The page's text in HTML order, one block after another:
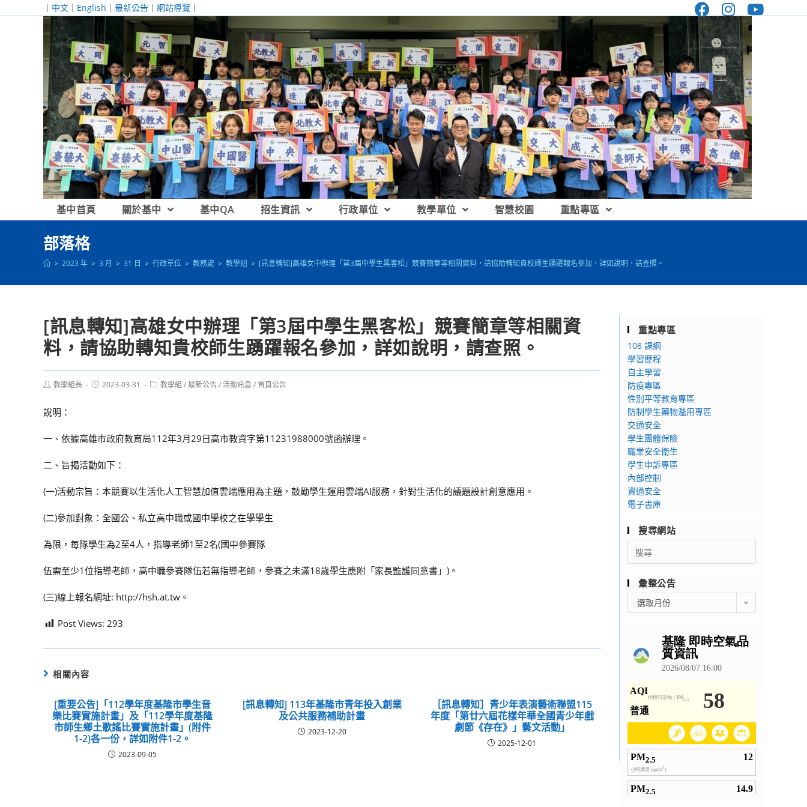
｜ 中文 ｜ English ｜ 最新公告 ｜ 網站導覽 ｜
基中首頁 關於基中 基中QA 招生資訊 行政單位 教學單位 智慧校園 重點專區
部落格
> 2023 年 > 3 月 > 31 日 > 行政單位 > 教務處 > 教學組 > [訊息轉知]高雄女中辦理「第3屆中學生黑客松」競賽簡章等相關資料，請協助轉知貴校師生踴躍報名參加，詳如說明，請查照。
[訊息轉知]高雄女中辦理「第3屆中學生黑客松」競賽簡章等相關資
料，請協助轉知貴校師生踴躍報名參加，詳如說明，請查照。
Post教學組長
Post2023-03-31
Post教學組 /最新公告/活動訊息 /首頁公告
說明：
一、依據高雄市政府教育局112年3月29日高市教資字第11231988000號函辦理。
二、旨揭活動如下：
(一)活動宗旨：本競賽以生活化人工智慧加值雲端應用為主題，鼓勵學生運用雲端AI服務，針對生活化的議題設計創意應用。
(二)參加對象：全國公、私立高中職或國中學校之在學學生
為限，每隊學生為2至4人，指導老師1至2名(國中參賽隊
伍需至少1位指導老師，高中職參賽隊伍若無指導老師，參賽之未滿18歲學生應附「家長監護同意書」)。
(三)線上報名網址: http://hsh.at.tw。
Post Views: 293
相關內容
[重要公告]「112學年度基隆市學生音
樂比賽實施計畫」及「112學年度基隆
市師生鄉土歌謠比賽實施計畫」(附件
1-2)各一份，詳如附件1-2。
2023-09-05
[訊息轉知] 113年基隆市青年投入創業
及公共服務補助計畫
2023-12-20
［訊息轉知］青少年表演藝術聯盟115
年度「第廿六屆花樣年華全國青少年戲
劇節《存在》」藝文活動」
2025-12-01
重點專區
108 課綱
學習歷程
自主學習
防疫專區
性別平等教育專區
防制學生藥物濫用專區
交通安全
學生團體保險
職業安全衛生
學生申訴專區
內部控制
資通安全
電子書庫
搜尋網站
Search
for:
彙整公告
整
選取月份